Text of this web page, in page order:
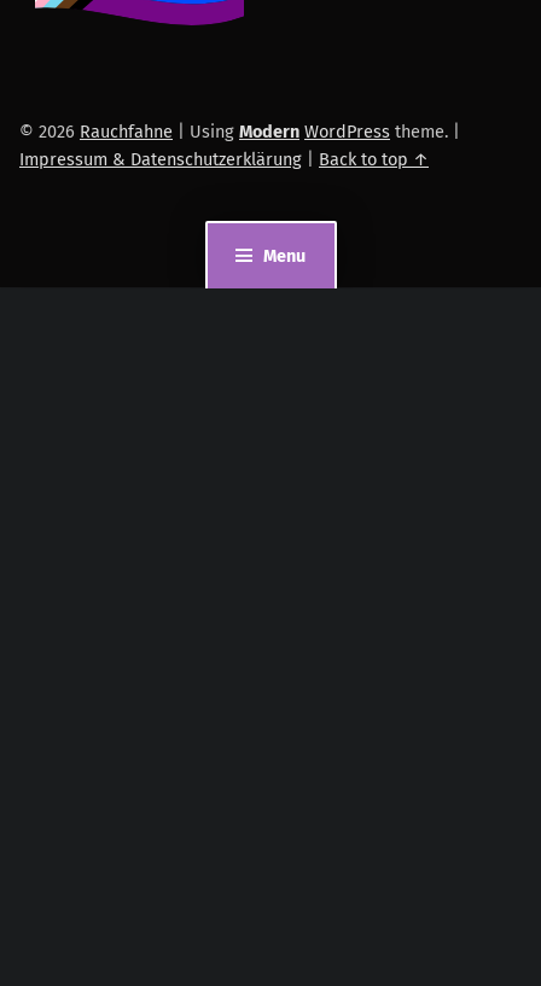
Menu
© 2026 Rauchfahne Using Modern WordPress theme.
Impressum & Datenschutzerklärung
Back to top ↑